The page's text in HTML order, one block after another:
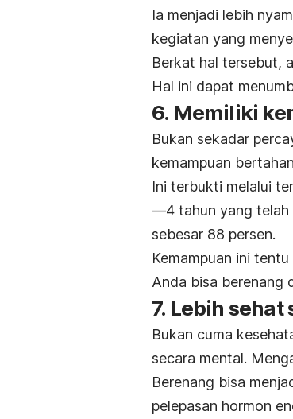
Ia menjadi lebih
kegiatan yang
Berkat hal tersebut,
Hal ini dapat
6. Memiliki
Bukan sekadar
kemampuan
Ini terbukti melalui
—4 tahun yang telah
sebesar 88 persen.
Kemampuan ini
Anda bisa berenang
7. Lebih
Bukan cuma
secara mental.
Berenang bisa
pelepasan hormon